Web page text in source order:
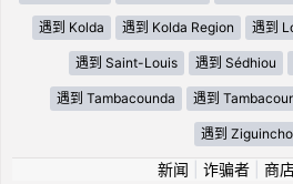
遇到 Kolda 遇到 Kolda Region 遇到
遇到 Saint-Louis 遇到 Sédhiou
遇到 Tambacounda 遇到
遇到
新闻 诈骗者| 商